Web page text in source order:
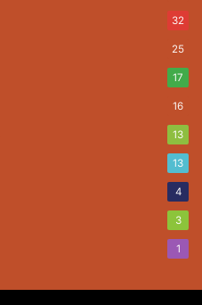
32
25
17
16
13
13
4
3
1